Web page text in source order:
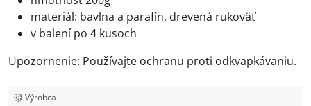
materiál: bavlna a parafín, drevená rukoväť
v balení po 4 kusoch
Upozornenie: Používajte ochranu proti odkvapkávaniu.
Výrobca